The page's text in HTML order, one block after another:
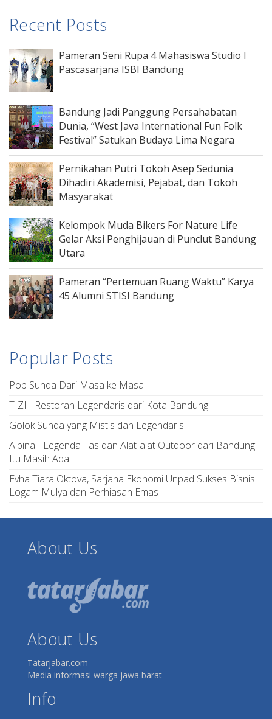
Recent Posts
Pameran Seni Rupa 4 Mahasiswa Studio I
Pascasarjana ISBI Bandung
Bandung Jadi Panggung Persahabatan
Dunia, “West Java International Fun Folk
Festival” Satukan Budaya Lima Negara
Pernikahan Putri Tokoh Asep Sedunia
Dihadiri Akademisi, Pejabat, dan Tokoh
Masyarakat
Kelompok Muda Bikers For Nature Life
Gelar Aksi Penghijauan di Punclut Bandung
Utara
Pameran “Pertemuan Ruang Waktu” Karya
45 Alumni STISI Bandung
Popular Posts
Pop Sunda Dari Masa ke Masa
TIZI - Restoran Legendaris dari Kota Bandung
Golok Sunda yang Mistis dan Legendaris
Alpina - Legenda Tas dan Alat-alat Outdoor dari Bandung
Itu Masih Ada
Evha Tiara Oktova, Sarjana Ekonomi Unpad Sukses Bisnis
Logam Mulya dan Perhiasan Emas
About Us
About Us
Tatarjabar.com
Media informasi warga jawa barat
Info